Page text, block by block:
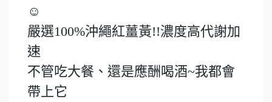
☺️
嚴選100%沖繩紅薑黃!!濃度高代謝加
速
不管吃大餐、還是應酬喝酒~我都會
帶上它